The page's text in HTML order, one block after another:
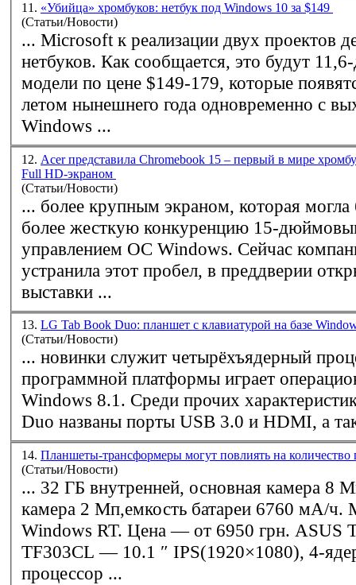
11. «Убийца» хромбуков: нетбук под Windows 10 за $149
(Статьи/Новости)
... Microsoft к реализации двух проектов
нетбуков. Как сообщается, это будут 11,6-дюймовые
модели по цене $149-179, которые
летом нынешнего года одновременно с
Windows ...
12. Acer представила Chromebook 15 – первый в мире
Full HD-экраном
(Статьи/Новости)
... более крупным экраном, которая могла
более жесткую конкуренцию 15-
управлением ОС Windows. Сейчас компания Acer
устранила этот пробел, в преддверии
выставки ...
13. LG Tab Book Duo: планшет с клавиатурой на базе
(Статьи/Новости)
... новинки служит четырёхъядерный
программной платформы играет
Windows 8.1. Среди прочих характеристик LG Tab Book
Duo названы порты USB 3.0 и HDMI, а
14. Планшеты-трансформеры могут повлиять на количество
(Статьи/Новости)
... 32 ГБ внутренней, основная камера 8
камера 2 Мп,емкость батареи 6760 мА/
Windows RT. Цена — от 6950 грн. ASUS
TF303CL — 10.1 ″ IPS(1920×1080), 4-
процессор ...